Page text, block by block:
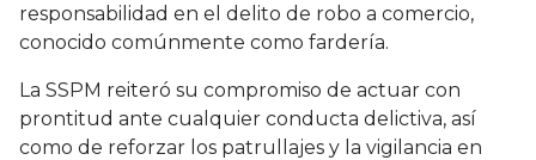
responsabilidad en el delito de robo a comercio,
conocido comúnmente como fardería.
La SSPM reiteró su compromiso de actuar con
prontitud ante cualquier conducta delictiva, así
como de reforzar los patrullajes y la vigilancia en